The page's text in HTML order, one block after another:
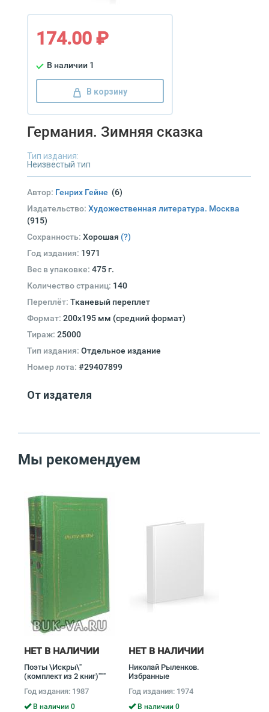
174.00 ₽
В наличии 1
В корзину
Германия. Зимняя сказка
Тип издания:
Неизвестый тип
Автор: Генрих Гейне (6)
Издательство: Художественная литература. Москва
(915)
Сохранность: Хорошая (?)
Год издания: 1971
Вес в упаковке: 475 г.
Количество страниц: 140
Переплёт: Тканевый переплет
Формат: 200x195 мм (средний формат)
Тираж: 25000
Тип издания: Отдельное издание
Номер лота: #29407899
От издателя
Мы рекомендуем
НЕТ В НАЛИЧИИ
Поэты \Искры\"
(комплект из 2 книг)"""
Год издания: 1987
В наличии 0
НЕТ В НАЛИЧИИ
Николай Рыленков.
Избранные
(комплект) Николай
Рыленков
Год издания: 1974
В наличии 0